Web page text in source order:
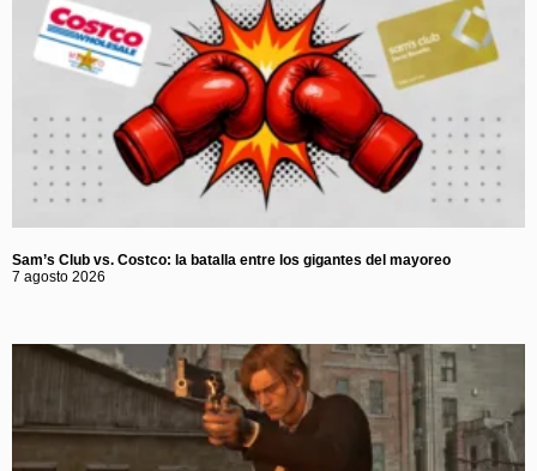
Sam’s Club vs. Costco: la batalla entre los gigantes del mayoreo
7 agosto 2026